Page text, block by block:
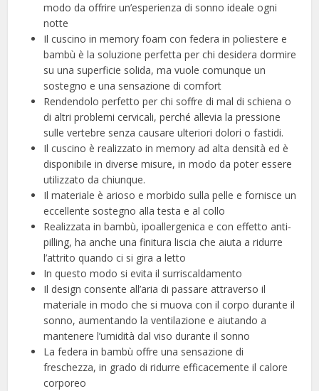
modo da offrire un’esperienza di sonno ideale ogni
notte
Il cuscino in memory foam con federa in poliestere e
bambù è la soluzione perfetta per chi desidera dormire
su una superficie solida, ma vuole comunque un
sostegno e una sensazione di comfort
Rendendolo perfetto per chi soffre di mal di schiena o
di altri problemi cervicali, perché allevia la pressione
sulle vertebre senza causare ulteriori dolori o fastidi.
Il cuscino è realizzato in memory ad alta densità ed è
disponibile in diverse misure, in modo da poter essere
utilizzato da chiunque.
Il materiale è arioso e morbido sulla pelle e fornisce un
eccellente sostegno alla testa e al collo
Realizzata in bambù, ipoallergenica e con effetto anti-
pilling, ha anche una finitura liscia che aiuta a ridurre
l’attrito quando ci si gira a letto
In questo modo si evita il surriscaldamento
Il design consente all’aria di passare attraverso il
materiale in modo che si muova con il corpo durante il
sonno, aumentando la ventilazione e aiutando a
mantenere l’umidità dal viso durante il sonno
La federa in bambù offre una sensazione di
freschezza, in grado di ridurre efficacemente il calore
corporeo